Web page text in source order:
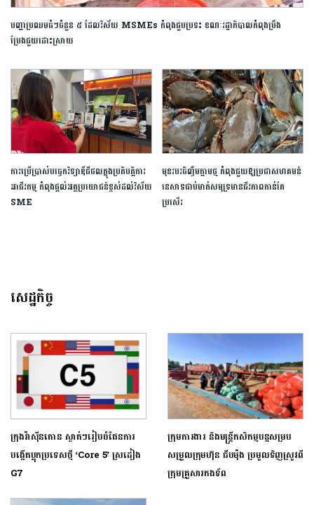
បញ្ហាប្រឈមធំៗចំនួន ៥ ដែលវិស័យ MSMEs កំពុងជួបប្រទះ ខណៈរដ្ឋាភិបាលកំពុងប្រឹង
ប្រែងជួយដោះស្រាយ
ការប្រើប្រាស់បច្ចេកវិទ្យាឌីជីថលក្នុងប្រតិបត្តិការ
អាជីវកម្ម កំពុងផ្តល់អត្ថប្រយោជន៍ខ្ពស់ដល់វិស័យ
SME
មុខរបរចិញ្ចឹមក្តាមថ្ម កំពុងជួយឱ្យប្រជាសហគមន៍
នេសាទជាប់មាត់សមុទ្រមានជីវភាពកាន់តែ
ប្រសើរ
សេដ្ឋកិច្ច
ក្រុងវ៉ាស៊ីនតោន ស្ងាត់ៗរៀបចំផែនការ
បង្កើតប្លុកប្រទេសថ្មី ‘Core 5’ ស្រដៀង
G7
ក្រុមការងារ និងមន្ត្រីកសិកម្មបន្តសម្រប
សម្រួលក្រុមហ៊ុន ជីបម៉ុង ប្រមូលទិញស្រូវពី
ក្រុមគ្រួសារកងទ័ព